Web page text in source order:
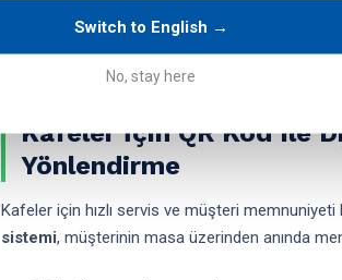
Kafeler İçin QR Kod Ile
Yönlendirme
Kafeler için hızlı servis ve müşteri memnuniyeti
sistemi, müşterinin masa üzerinden anında
Switch to English →
No, stay here